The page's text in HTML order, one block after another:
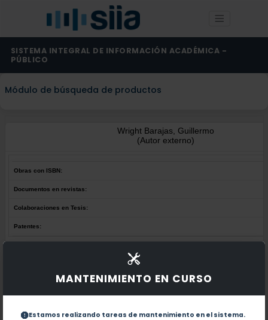
MANTENIMIENTO EN CURSO
Estamos realizando tareas de mantenimiento en el sistema.
SISTEMA INTEGRAL DE INFORMACIÓN ACADÉMICA -
PÚBLICO
Módulo de búsqueda de productos
Wright Barajas, Guillermo
(Autor externo)
Obras con ISBN:
Documentos en revistas:
Colaboraciones en Tesis:
Patentes:
No hay obras de este autor.
Documentos en revistas: No hay revistas de este autor.